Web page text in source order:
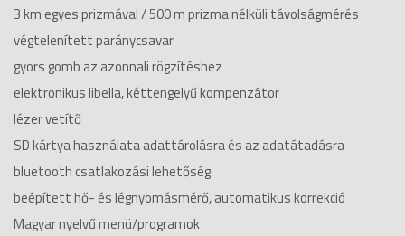
3 km egyes prizmával / 500 m prizma nélküli távolságmérés
végtelenített paránycsavar
gyors gomb az azonnali rögzítéshez
elektronikus libella, kéttengelyű kompenzátor
lézer vetítő
SD kártya használata adattárolásra és az adatátadásra
bluetooth csatlakozási lehetőség
beépített hő- és légnyomásmérő, automatikus korrekció
Magyar nyelvű menü/programok